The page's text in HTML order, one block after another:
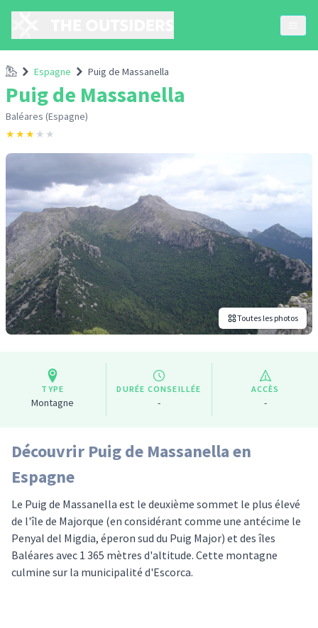
AccueilEspagne Puig de Massanella
Puig de Massanella
Baléares (Espagne)
★★★ ★ ★
Toutes les photos
TYPE
Montagne
DURÉE CONSEILLÉE
-
ACCÈS
-
Découvrir Puig de Massanella en
Espagne
Le Puig de Massanella est le deuxième sommet le plus élevé
de l'île de Majorque (en considérant comme une antécime le
Penyal del Migdia, éperon sud du Puig Major) et des îles
Baléares avec 1 365 mètres d'altitude. Cette montagne
culmine sur la municipalité d'Escorca.